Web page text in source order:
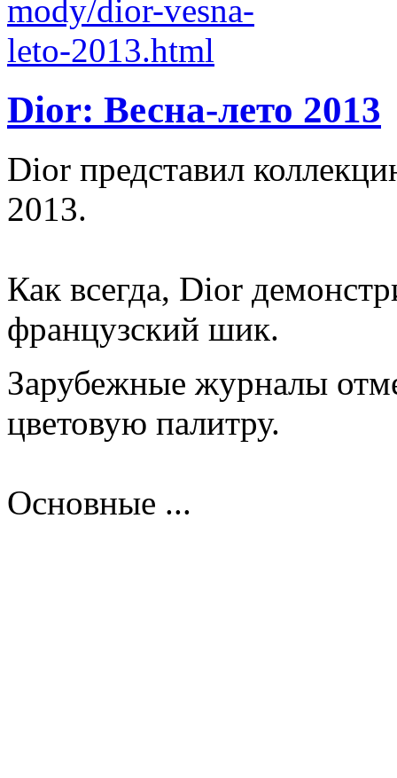
Dior: Весна-лето 2013
Dior представил
2013.
Как всегда, Dior
французский шик.
Зарубежные журналы
цветовую палитру.
Основные ...